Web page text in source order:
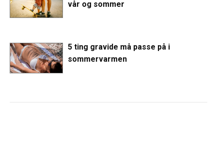
vår og sommer
5 ting gravide må passe på i
sommervarmen